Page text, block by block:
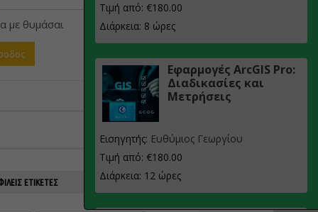
με θυμάσαι
ΕΤΙΚΈΤΕΣ
Τιμή από: €180.00
Διάρκεια: 8 ώρες
Εφαρμογές ArcGIS Pro:
Διαδικασίες και
Μετρήσεις
Εισηγητής: Ευθύμιος Γεωργίου
Τιμή από: €180.00
Διάρκεια: 12 ώρες